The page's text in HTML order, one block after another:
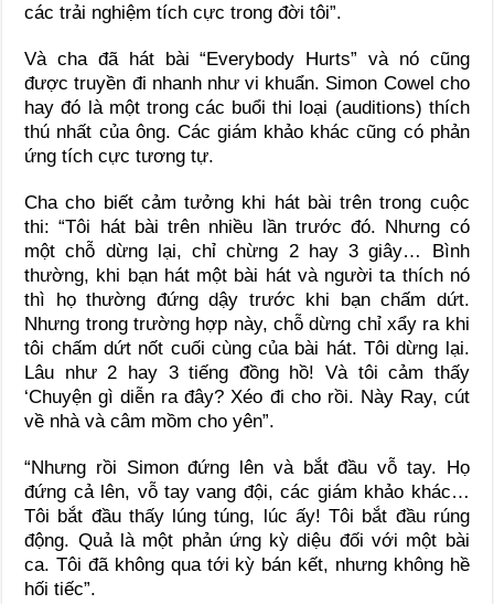
các trải nghiệm tích cực trong đời tôi”.
Và cha đã hát bài “Everybody Hurts” và nó cũng
được truyền đi nhanh như vi khuẩn. Simon Cowel cho
hay đó là một trong các buổi thi loại (auditions) thích
thú nhất của ông. Các giám khảo khác cũng có phản
ứng tích cực tương tự.
Cha cho biết cảm tưởng khi hát bài trên trong cuộc
thi: “Tôi hát bài trên nhiều lần trước đó. Nhưng có
một chỗ dừng lại, chỉ chừng 2 hay 3 giây… Bình
thường, khi bạn hát một bài hát và người ta thích nó
thì họ thường đứng dậy trước khi bạn chấm dứt.
Nhưng trong trường hợp này, chỗ dừng chỉ xẩy ra khi
tôi chấm dứt nốt cuối cùng của bài hát. Tôi dừng lại.
Lâu như 2 hay 3 tiếng đồng hồ! Và tôi cảm thấy
‘Chuyện gì diễn ra đây? Xéo đi cho rồi. Này Ray, cút
về nhà và câm mồm cho yên”.
“Nhưng rồi Simon đứng lên và bắt đầu vỗ tay. Họ
đứng cả lên, vỗ tay vang đội, các giám khảo khác…
Tôi bắt đầu thấy lúng túng, lúc ấy! Tôi bắt đầu rúng
động. Quả là một phản ứng kỳ diệu đối với một bài
ca. Tôi đã không qua tới kỳ bán kết, nhưng không hề
hối tiếc”.